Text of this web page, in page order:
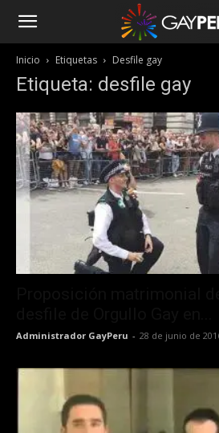
Inicio Etiquetas Desfile gay
Etiqueta: desfile gay
Administrador GayPeru - 28 de junio de